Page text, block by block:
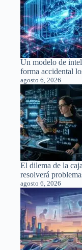
Un modelo de
forma accidental
agosto 6, 2026
El dilema de la
resolverá
agosto 6, 2026